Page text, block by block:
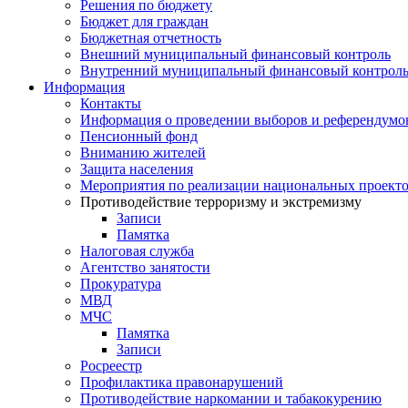
Решения по бюджету
Бюджет для граждан
Бюджетная отчетность
Внешний муниципальный финансовый контроль
Внутренний муниципальный финансовый контроль
Информация
Контакты
Информация о проведении выборов и
Пенсионный фонд
Вниманию жителей
Защита населения
Мероприятия по реализации национальных
Противодействие терроризму и экстремизму
Записи
Памятка
Налоговая служба
Агентство занятости
Прокуратура
МВД
МЧС
Памятка
Записи
Росреестр
Профилактика правонарушений
Противодействие наркомании и табакокурению